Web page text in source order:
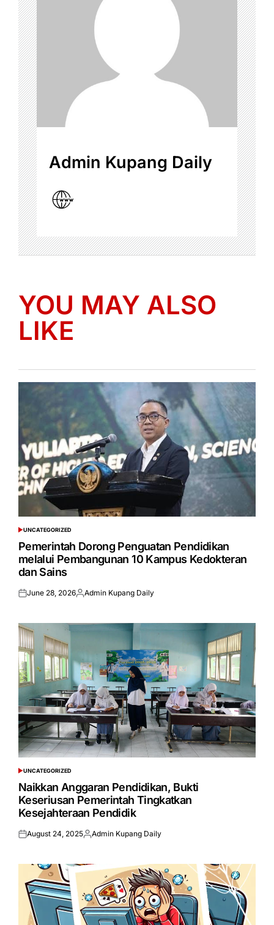
Admin Kupang Daily
YOU MAY ALSO
LIKE
POSTED
IN
UNCATEGORIZED
Pemerintah Dorong Penguatan Pendidikan
melalui Pembangunan 10 Kampus Kedokteran
dan Sains
Posted
June 28, 2026Posted
Admin Kupang Daily
POSTED
IN
UNCATEGORIZED
Naikkan Anggaran Pendidikan, Bukti
Keseriusan Pemerintah Tingkatkan
Kesejahteraan Pendidik
Posted
August 24, 2025Posted
Admin Kupang Daily